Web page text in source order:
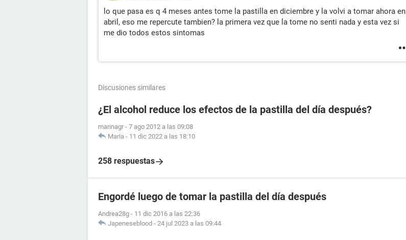
lo que pasa es q 4 meses antes tome la pastilla en diciembre y la volvi a tomar ahora en
abril, eso me repercute tambien? la primera vez que la tome no senti nada y esta vez si
me dio todos estos sintomas
Discusiones similares
¿El alcohol reduce los efectos de la pastilla del día después?
marinagr - 7 ago 2012 a las 09:08
Maria - 11 dic 2022 a las 18:10
258 respuestas
Engordé luego de tomar la pastilla del día después
Andrea28g - 11 dic 2016 a las 22:36
Japeneseblood - 24 jul 2023 a las 09:44